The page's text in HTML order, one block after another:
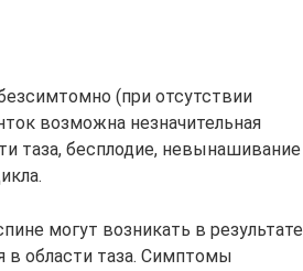
(при отсутствии
возможна незначительная
таза, бесплодие, невынашивание
могут возникать в результате
области таза. Симптомы